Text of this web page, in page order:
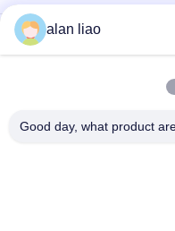
Connettore circolare
Connettore
alan liao
Good day, what product